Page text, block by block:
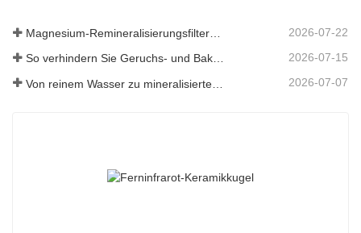
2026-07-22
So verhindern Sie Geruchs- und Bakterienbildung in Abwassertanks von Scheuersaugmaschinen 2026-07-15
2026-07-07